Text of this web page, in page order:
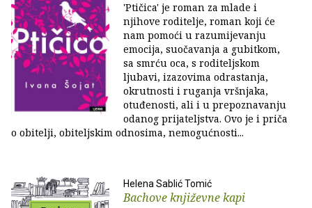
'Ptičica' je roman za mlade i
njihove roditelje, roman koji će
nam pomoći u razumijevanju
emocija, suočavanja a gubitkom,
sa smrću oca, s roditeljskom
ljubavi, izazovima odrastanja,
okrutnosti i ruganja vršnjaka,
otuđenosti, ali i u prepoznavanju
odanog prijateljstva. Ovo je i priča
o obitelji, obiteljskim odnosima, nemogućnosti...
Helena Sablić Tomić
Bachove književne kapi